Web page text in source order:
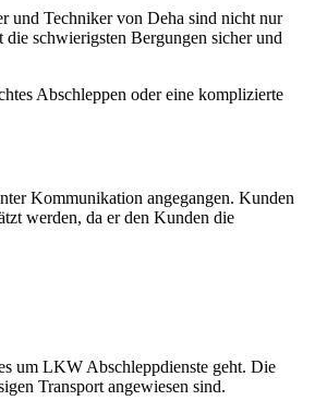
und Techniker von Deha sind nicht nur
schwierigsten Bergungen sicher und
Abschleppen oder eine komplizierte
Kommunikation angegangen. Kunden
werden, da er den Kunden die
um LKW Abschleppdienste geht. Die
Transport angewiesen sind.